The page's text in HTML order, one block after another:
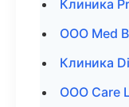
Клиника
ООО Med
Клиника
ООО Care